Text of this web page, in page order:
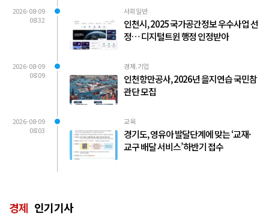
2026-08-09
08:32
사회일반
인천시, 2025 국가공간정보 우수사업 선
정… 디지털트윈 행정 인정받아
2026-08-09
08:09
경제.기업
인천항만공사, 2026년 을지연습 국민참
관단 모집
2026-08-09
08:03
교육
경기도, 영유아 발달단계에 맞는 ‘교재·
교구 배달 서비스’ 하반기 접수
경제 인기기사